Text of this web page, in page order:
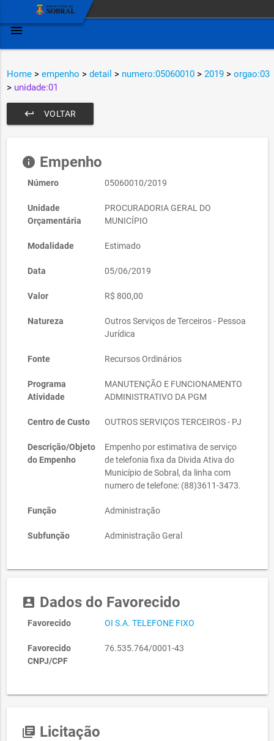
menu
Home > empenho > detail > numero:05060010 > 2019 > orgao:03
> unidade:01
VOLTAR
keyboard_return
info Empenho
Número 05060010/2019
Unidade
Orçamentária
PROCURADORIA GERAL DO
MUNICÍPIO
Modalidade Estimado
Data 05/06/2019
Valor R$ 800,00
Natureza
Outros Serviços de Terceiros - Pessoa
Jurídica
Fonte Recursos Ordinários
Programa
Atividade
MANUTENÇÃO E FUNCIONAMENTO
ADMINISTRATIVO DA PGM
Centro de Custo OUTROS SERVIÇOS TERCEIROS - PJ
Descrição/Objeto
do Empenho
Empenho por estimativa de serviço
de telefonia fixa da Divida Ativa do
Município de Sobral, da linha com
numero de telefone: (88)3611-3473.
Função Administração
Subfunção Administração Geral
account_box Dados do Favorecido
Favorecido OI S.A. TELEFONE FIXO
Favorecido
CNPJ/CPF
76.535.764/0001-43
library_books Licitação